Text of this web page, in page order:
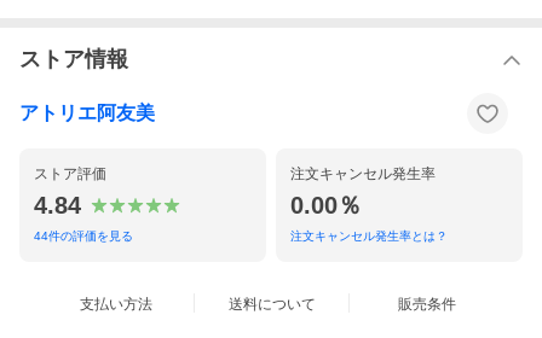
ストア情報
アトリエ阿友美
ストア評価
4.84
44件の評価を見る
注文キャンセル発生率
0.00％
注文キャンセル発生率とは？
支払い方法 送料について 販売条件